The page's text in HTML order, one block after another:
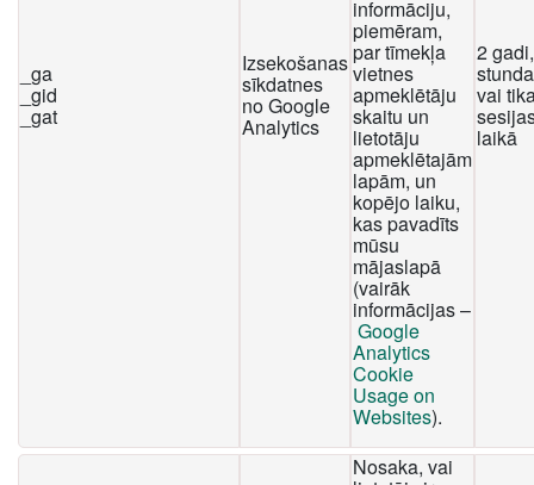
_ga
_gid
_gat
Izsekošanas
sīkdatnes
no Google
Analytics
informāciju,
piemēram,
par tīmekļa
vietnes
apmeklētāju
skaitu un
lietotāju
apmeklētajām
lapām, un
kopējo laiku,
kas pavadīts
mūsu
mājaslapā
(vairāk
informācijas –
Google
Analytics
Cookie
Usage on
Websites).
2
vai
laikā
Nosaka, vai